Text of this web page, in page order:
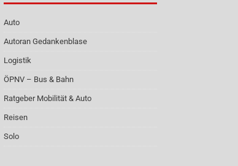
Auto
Autoran Gedankenblase
Logistik
ÖPNV – Bus & Bahn
Ratgeber Mobilität & Auto
Reisen
Solo